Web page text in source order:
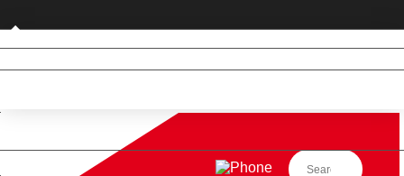
Privatkunde (nur DE)